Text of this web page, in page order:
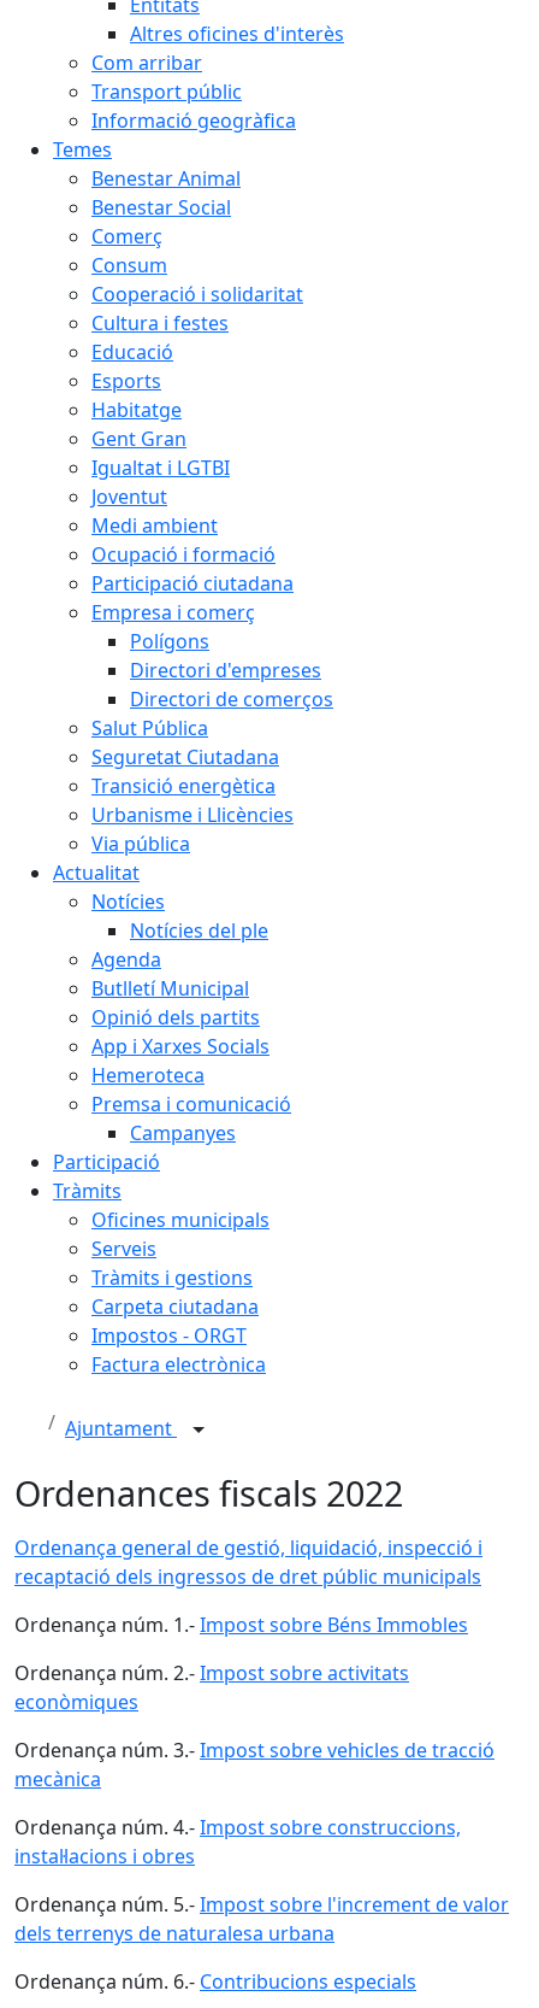
Altres oficines d'interès
Com arribar
Transport públic
Informació geogràfica
Temes
Benestar Animal
Benestar Social
Comerç
Consum
Cooperació i solidaritat
Cultura i festes
Educació
Esports
Habitatge
Gent Gran
Igualtat i LGTBI
Joventut
Medi ambient
Ocupació i formació
Participació ciutadana
Empresa i comerç
Polígons
Directori d'empreses
Directori de comerços
Salut Pública
Seguretat Ciutadana
Transició energètica
Urbanisme i Llicències
Via pública
Actualitat
Notícies
Notícies del ple
Agenda
Butlletí Municipal
Opinió dels partits
App i Xarxes Socials
Hemeroteca
Premsa i comunicació
Campanyes
Participació
Tràmits
Oficines municipals
Serveis
Tràmits i gestions
Carpeta ciutadana
Impostos - ORGT
Factura electrònica
Ajuntament
Ordenances fiscals 2022
Ordenança general de gestió, liquidació, inspecció i
recaptació dels ingressos de dret públic municipals
Ordenança núm. 1.-Impost sobre Béns Immobles
Ordenança núm. 2.-Impost sobre activitats
econòmiques
Ordenança núm. 3.-Impost sobre vehicles de tracció
mecànica
Ordenança núm. 4.-Impost sobre construccions,
instal·lacions i obres
Ordenança núm. 5.-Impost sobre l'increment de valor
dels terrenys de naturalesa urbana
Ordenança núm. 6.- Contribucions especials